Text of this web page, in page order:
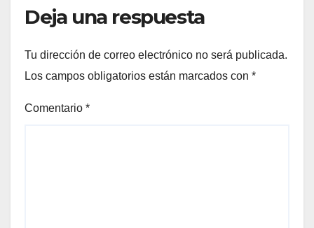
Deja una respuesta
Tu dirección de correo electrónico no será publicada.
Los campos obligatorios están marcados con *
Comentario *